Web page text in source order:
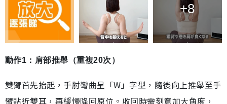
+8
動作1：肩部推舉（重複20次）
雙臂首先抬起，手肘彎曲呈「W」字型，隨後向上推舉至手
臂貼近雙耳，再緩慢降回原位。收回時需刻意加大角度，